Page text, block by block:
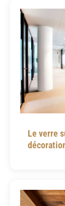
Le verre